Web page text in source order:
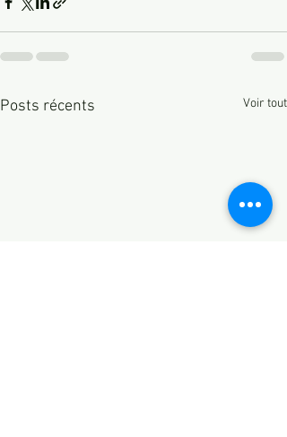
Posts récents Voir tout